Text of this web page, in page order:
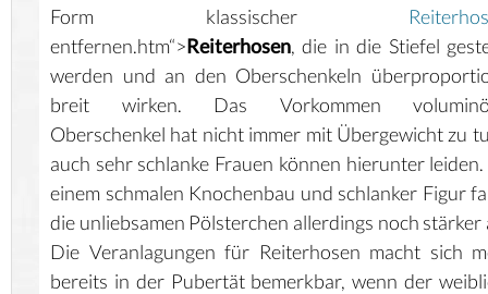
Form klassischer
entfernen.htm“>Reiterhosen, die in die Stiefel
werden und an den Oberschenkeln
breit wirken. Das Vorkommen
Oberschenkel hat nicht immer mit Übergewicht zu
auch sehr schlanke Frauen können hierunter
einem schmalen Knochenbau und schlanker Figur
die unliebsamen Pölsterchen allerdings noch stärker
Die Veranlagungen für Reiterhosen macht sich
bereits in der Pubertät bemerkbar, wenn der